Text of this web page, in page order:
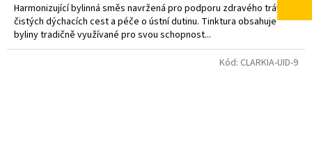
Harmonizující bylinná směs navržená pro podporu zdravého trávení,
čistých dýchacích cest a péče o ústní dutinu. Tinktura obsahuje
byliny tradičně využívané pro svou schopnost...
Kód: CLARKIA-UID-9